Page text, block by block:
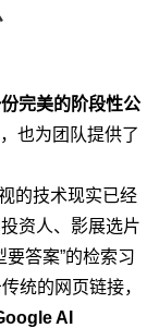
完美的阶段性公
也为团队提供了
的技术现实已经
资人、影展选片
答案”的检索习
统的网页链接，
AI